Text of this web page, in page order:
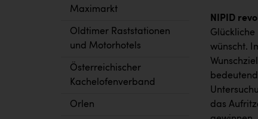
Maximarkt
Oldtimer Raststationen
und Motorhotels
Österreichischer
Kachelofenverband
Orlen
NIPID
Glückliche
wünscht.
das